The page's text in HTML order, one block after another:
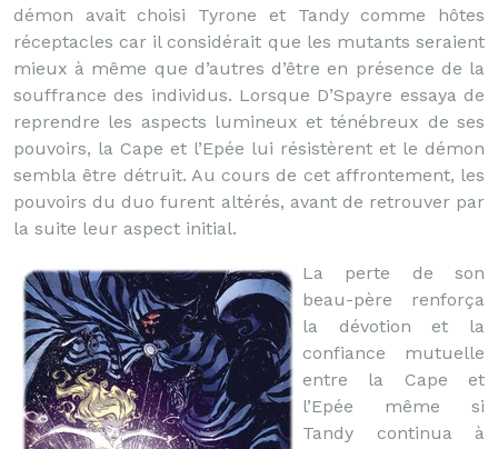
démon avait choisi Tyrone et Tandy comme hôtes
réceptacles car il considérait que les mutants seraient
mieux à même que d’autres d’être en présence de la
souffrance des individus. Lorsque D’Spayre essaya de
reprendre les aspects lumineux et ténébreux de ses
pouvoirs, la Cape et l’Epée lui résistèrent et le démon
sembla être détruit. Au cours de cet affrontement, les
pouvoirs du duo furent altérés, avant de retrouver par
la suite leur aspect initial.
La perte de son
beau-père renforça
la dévotion et la
confiance mutuelle
entre la Cape et
l’Epée même si
Tandy continua à